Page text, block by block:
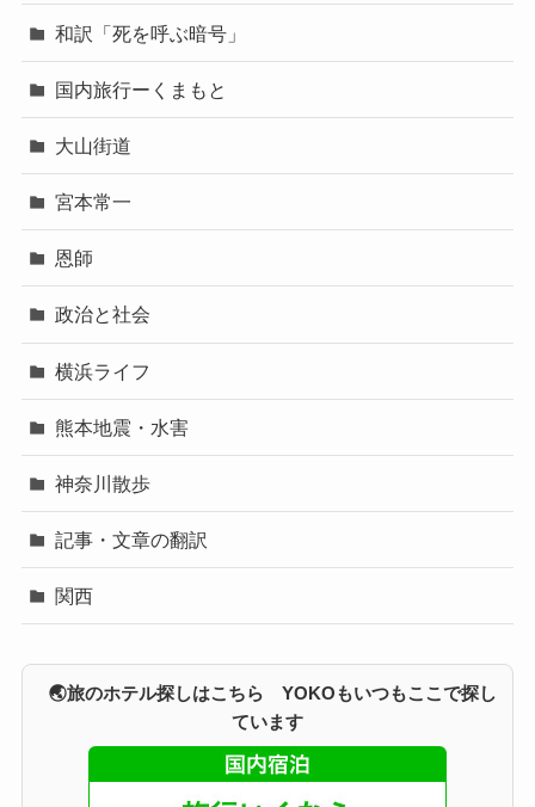
和訳「死を呼ぶ暗号」
国内旅行ーくまもと
大山街道
宮本常一
恩師
政治と社会
横浜ライフ
熊本地震・水害
神奈川散歩
記事・文章の翻訳
関西
🌏旅のホテル探しはこちら YOKOもいつもここで探し
ています